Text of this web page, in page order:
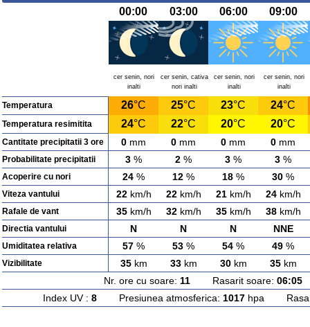
00:00 03:00 06:00 09:00
cer senin, nori
inalti
cer senin, cativa
nori inalti
cer senin, nori
inalti
cer senin, nori
inalti
Temperatura 26°C 25°C 23°C 24°C
Temperatura resimitita 24°C 22°C 20°C 20°C
Cantitate precipitatii 3 ore 0 mm 0 mm 0 mm 0 mm
Probabilitate precipitatii 3 % 2 % 3 % 3 %
Acoperire cu nori 24 % 12 % 18 % 30 %
Viteza vantului 22km/h 22km/h 21km/h 24km/h
Rafale de vant 35km/h 32km/h 35km/h 38km/h
Directia vantului N N N NNE
Umiditatea relativa 57 % 53 % 54 % 49 %
Vizibilitate 35km 33km 30km 35km
Nr. ore cu soare: 11 Rasarit soare: 06:05
Index UV : 8Presiunea atmosferica: 1017hpa